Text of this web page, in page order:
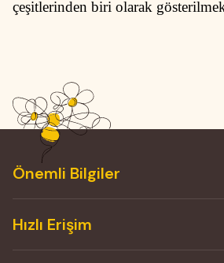
çeşitlerinden biri olarak
Önemli Bilgiler
Hızlı Erişim